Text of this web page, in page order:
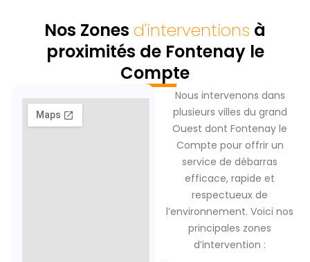
Nos Zones d'interventions à
proximités de Fontenay le
Compte
Nous intervenons dans
plusieurs villes du grand
Ouest dont Fontenay le
Compte pour offrir un
service de débarras
efficace, rapide et
respectueux de
l’environnement. Voici nos
principales zones
d’intervention :